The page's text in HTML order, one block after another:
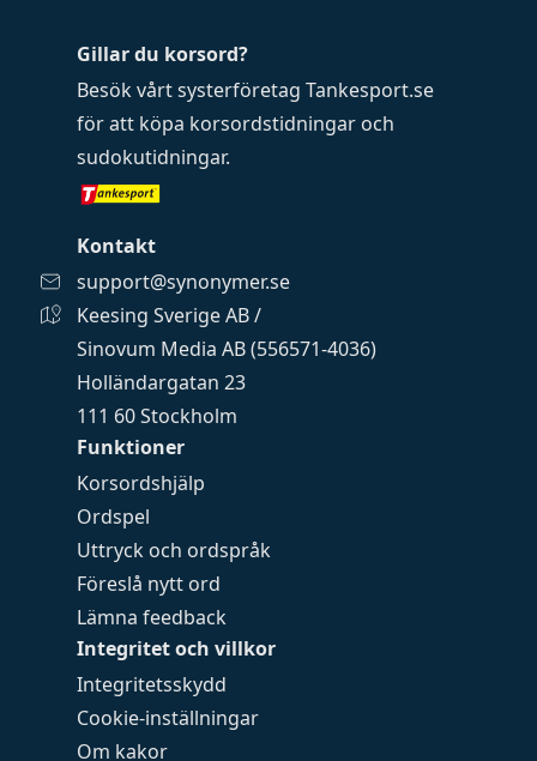
Funktioner
Korsordshjälp
Ordspel
Uttryck och ordspråk
Föreslå nytt ord
Lämna feedback
Integritet och villkor
Integritetsskydd
Cookie-inställningar
Om kakor
Gillar du korsord?
Besök vårt systerföretag Tankesport.se
för att köpa korsordstidningar och
sudokutidningar.
Kontakt
support@synonymer.se
Keesing Sverige AB /
Sinovum Media AB (556571-4036)
Holländargatan 23
111 60 Stockholm